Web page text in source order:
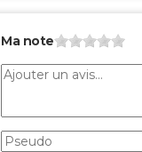
Ma note